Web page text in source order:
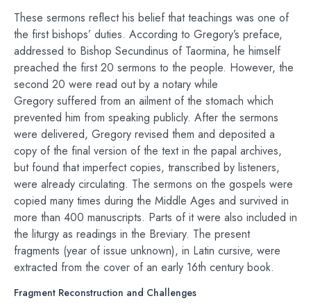
These sermons reflect his belief that teachings was one of
the first bishops’ duties. According to Gregory’s preface,
addressed to Bishop Secundinus of Taormina, he himself
preached the first 20 sermons to the people. However, the
second 20 were read out by a notary while
Gregory suffered from an ailment of the stomach which
prevented him from speaking publicly. After the sermons
were delivered, Gregory revised them and deposited a
copy of the final version of the text in the papal archives,
but found that imperfect copies, transcribed by listeners,
were already circulating. The sermons on the gospels were
copied many times during the Middle Ages and survived in
more than 400 manuscripts. Parts of it were also included in
the liturgy as readings in the Breviary. The present
fragments (year of issue unknown), in Latin cursive, were
extracted from the cover of an early 16th century book.
Fragment Reconstruction and Challenges